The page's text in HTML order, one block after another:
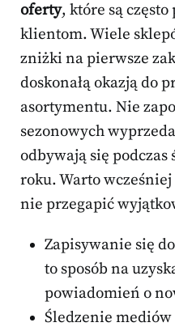
oferty, które są
klientom. Wiele
zniżki na pierwsze
doskonałą okazją do
asortymentu. Nie
sezonowych
odbywają się
roku. Warto
nie przegapić
Zapisywanie się
to sposób na
powiadomień o
Śledzenie mediów